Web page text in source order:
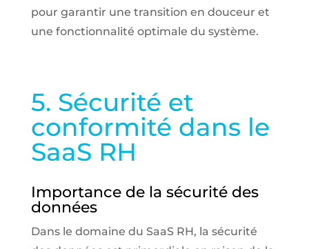
pour garantir une transition en douceur et
une fonctionnalité optimale du système.
5. Sécurité et
conformité dans le
SaaS RH
Importance de la sécurité des
données
Dans le domaine du SaaS RH, la sécurité